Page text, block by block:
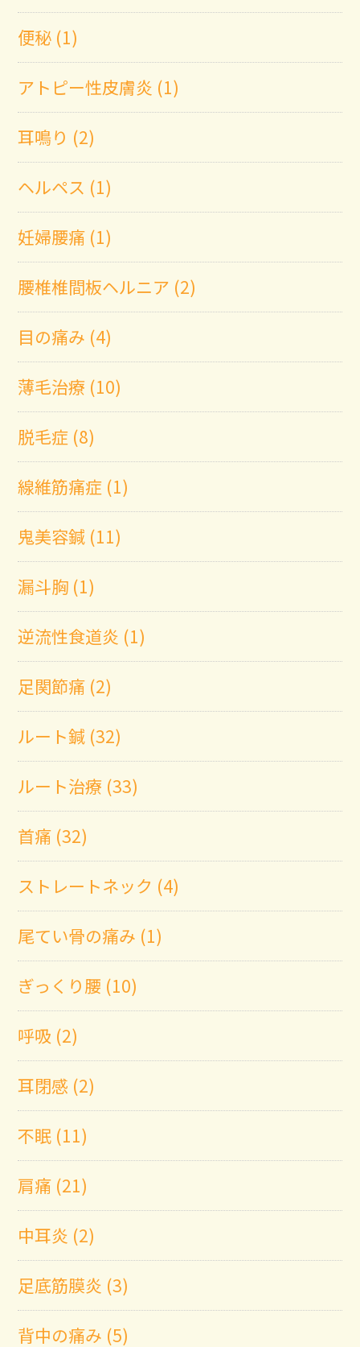
便秘 (1)
アトピー性皮膚炎 (1)
耳鳴り (2)
ヘルペス (1)
妊婦腰痛 (1)
腰椎椎間板ヘルニア (2)
目の痛み (4)
薄毛治療 (10)
脱毛症 (8)
線維筋痛症 (1)
鬼美容鍼 (11)
漏斗胸 (1)
逆流性食道炎 (1)
足関節痛 (2)
ルート鍼 (32)
ルート治療 (33)
首痛 (32)
ストレートネック (4)
尾てい骨の痛み (1)
ぎっくり腰 (10)
呼吸 (2)
耳閉感 (2)
不眠 (11)
肩痛 (21)
中耳炎 (2)
足底筋膜炎 (3)
背中の痛み (5)